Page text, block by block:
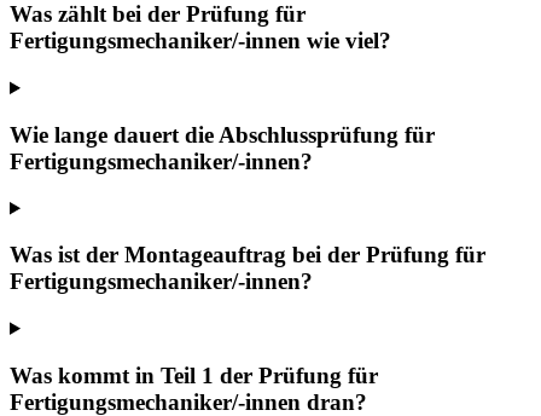
Was zählt bei der Prüfung für
Fertigungsmechaniker/-innen wie viel?
Wie lange dauert die Abschlussprüfung für
Fertigungsmechaniker/-innen?
Was ist der Montageauftrag bei der Prüfung für
Fertigungsmechaniker/-innen?
Was kommt in Teil 1 der Prüfung für
Fertigungsmechaniker/-innen dran?